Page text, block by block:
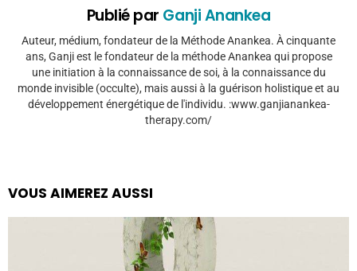
Publié par Ganji Anankea
Auteur, médium, fondateur de la Méthode Anankea. À cinquante
ans, Ganji est le fondateur de la méthode Anankea qui propose
une initiation à la connaissance de soi, à la connaissance du
monde invisible (occulte), mais aussi à la guérison holistique et au
développement énergétique de l'individu. :www.ganjianankea-
therapy.com/
VOUS AIMEREZ AUSSI